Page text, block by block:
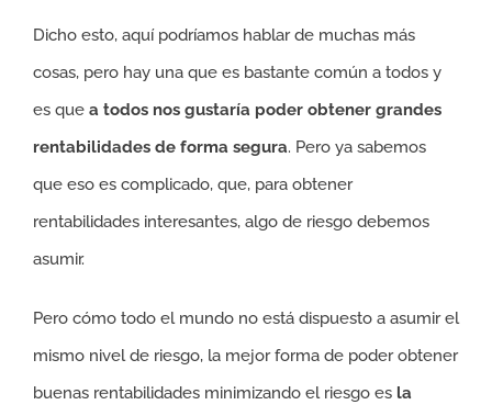
Dicho esto, aquí podríamos hablar de muchas más
cosas, pero hay una que es bastante común a todos y
es que a todos nos gustaría poder obtener grandes
rentabilidades de forma segura. Pero ya sabemos
que eso es complicado, que, para obtener
rentabilidades interesantes, algo de riesgo debemos
asumir.
Pero cómo todo el mundo no está dispuesto a asumir el
mismo nivel de riesgo, la mejor forma de poder obtener
buenas rentabilidades minimizando el riesgo es la